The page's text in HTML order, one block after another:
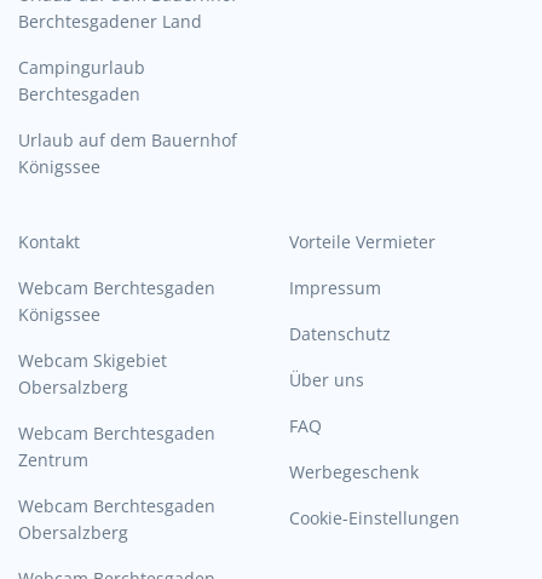
Berchtesgadener Land
Campingurlaub
Berchtesgaden
Urlaub auf dem Bauernhof
Königssee
Kontakt
Webcam Berchtesgaden
Königssee
Webcam Skigebiet
Obersalzberg
Webcam Berchtesgaden
Zentrum
Webcam Berchtesgaden
Obersalzberg
Vorteile Vermieter
Impressum
Datenschutz
Über uns
FAQ
Werbegeschenk
Cookie-Einstellungen